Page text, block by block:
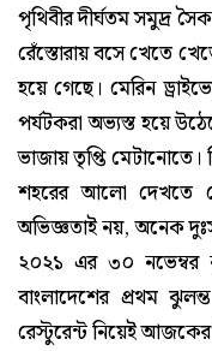
পৃথিবীর দীর্ঘতম সমুদ্র
রেঁস্তোরায় বসে খেতে
হয়ে গেছে। মেরিন
পর্যটকরা অভ্যস্ত হয়ে
ভাজায় তৃপ্তি
শহরের আলো দেখতে
অভিজ্ঞতাই নয়, অনেক
২০২১ এর ৩০ নভেম্বর
বাংলাদেশের প্রথম
রেস্টুরেন্ট নিয়েই